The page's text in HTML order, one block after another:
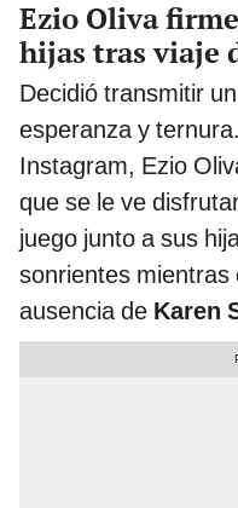
Ezio Oliva
hijas tras viaje
Decidió transmitir
esperanza y
Instagram, Ezio
que se le ve
juego junto a sus
sonrientes mientras
ausencia de Karen